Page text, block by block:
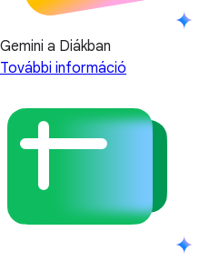
Gemini a Diákban
További információ